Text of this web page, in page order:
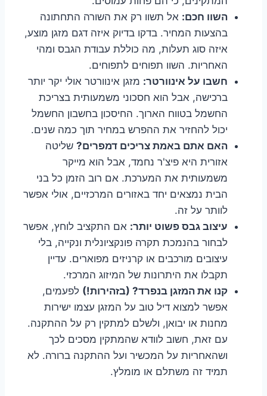
השוו חכם: אל תשוו רק את השורה התחתונה
בהצעות המחיר. בדקו בדיוק איזה דגם מזגן מוצע,
איזה סוג תעלות, מה כוללת עבודת הגבס ומהי
האחריות. השוו תפוחים לתפוחים.
חשבו על אינוורטר: מזגן אינוורטר אולי יקר יותר
ברכישה, אבל הוא חסכוני משמעותית בצריכת
החשמל בטווח הארוך. החיסכון בחשבון החשמל
יכול להחזיר את ההפרש במחיר תוך כמה שנים.
האם אתם באמת צריכים דמפרים? שליטה
אזורית היא פיצ'ר נחמד, אבל הוא מייקר
משמעותית את המערכת. אם רוב הזמן כל בני
הבית נמצאים יחד באזורים המרכזיים, אולי אפשר
לוותר על זה.
עיצוב גבס פשוט יותר: אם התקציב לוחץ, אפשר
לבחור בהנמכת תקרה פונקציונלית ונקייה, בלי
עיצובים מורכבים או קרניזים מפוארים. עדיין
תקבלו את היתרונות של המיזוג המרכזי.
קנו את המזגן בנפרד? (בזהירות!) לפעמים,
אפשר למצוא דיל טוב על המזגן עצמו ישירות
מחנות או יבואן, ולשלם למתקין רק על ההתקנה.
עם זאת, חשוב לוודא שהמתקין מסכים לכך
ושהאחריות על המכשיר ועל ההתקנה ברורה. לא
תמיד זה משתלם או מומלץ.